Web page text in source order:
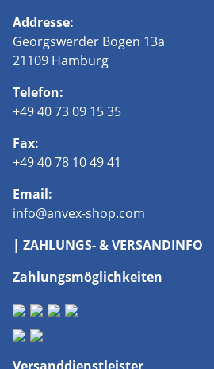
Addresse:
Georgswerder Bogen 13a
21109 Hamburg
Telefon:
+49 40 73 09 15 35
Fax:
+49 40 78 10 49 41
Email:
info@anvex-shop.com
| ZAHLUNGS- & VERSANDINFO
Zahlungsmöglichkeiten